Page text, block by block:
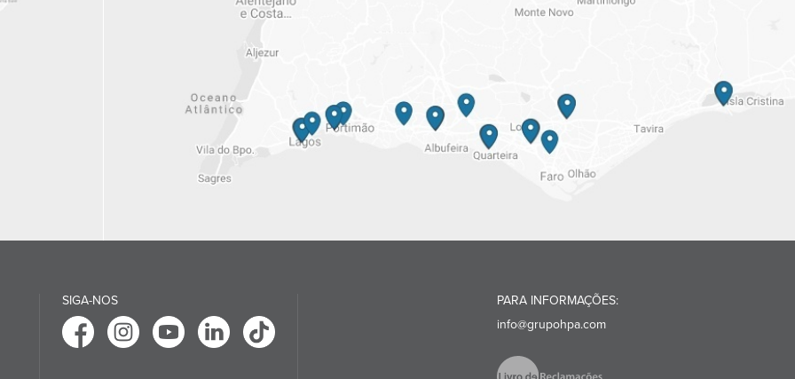
SIGA-NOS
PARA INFORMAÇÕES:
info@grupohpa.com